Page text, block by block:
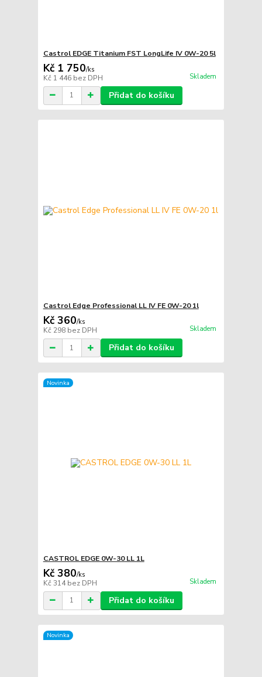
Castrol EDGE Titanium FST LongLife IV 0W-20 5l
Kč 1 750/ks
Kč 1 446 bez DPH Skladem
Přidat do košíku
Castrol Edge Professional LL IV FE 0W-20 1l
Kč 360/ks
Kč 298 bez DPH Skladem
Přidat do košíku
Novinka
CASTROL EDGE 0W-30 LL 1L
Kč 380/ks
Kč 314bez DPH Skladem
Přidat do košíku
Novinka